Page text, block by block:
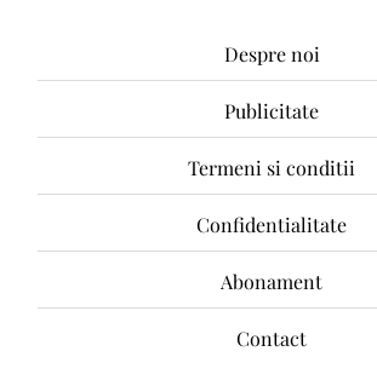
Despre noi
Publicitate
Termeni si conditii
Confidentialitate
Abonament
Contact